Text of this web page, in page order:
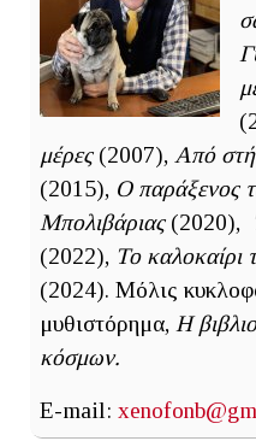
μέρες(2007), Από
(2015), Ο παράξενος
Μπολιβάριας(2020),
(2022), Το
(2024). Μόλις
μυθιστόρημα, Η
κόσμων.
E-mail: